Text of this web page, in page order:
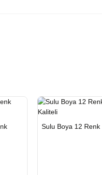
TESLİMAT
Sulu Boya 12 Renk